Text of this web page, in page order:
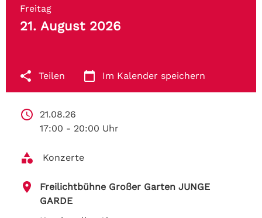
Freitag
21. August 2026
Teilen Im Kalender speichern
21.08.26
17:00 - 20:00 Uhr
Konzerte
Freilichtbühne Großer Garten JUNGE
GARDE